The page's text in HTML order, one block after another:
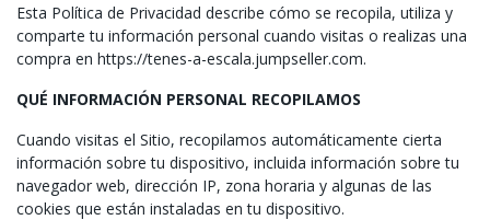
Esta Política de Privacidad describe cómo se recopila, utiliza y
comparte tu información personal cuando visitas o realizas una
compra en https://tenes-a-escala.jumpseller.com.
QUÉ INFORMACIÓN PERSONAL RECOPILAMOS
Cuando visitas el Sitio, recopilamos automáticamente cierta
información sobre tu dispositivo, incluida información sobre tu
navegador web, dirección IP, zona horaria y algunas de las
cookies que están instaladas en tu dispositivo.